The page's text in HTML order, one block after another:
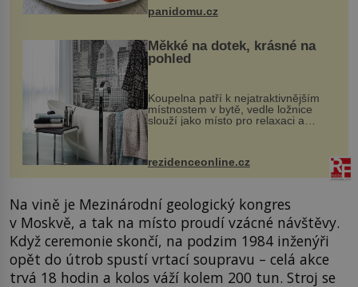
panidomu.cz
Měkké na dotek, krásné na
pohled
Koupelna patří k nejatraktivnějším
místnostem v bytě, vedle ložnice
slouží jako místo pro relaxaci a
odpočinek. Koupelnový textil –
ručníky, osušky a koberečky –
mohou jako mávnutím kouzelného
proutku...
rezidenceonline.cz
Na vině je Mezinárodní geologický kongres
v Moskvě, a tak na místo proudí vzácné návštěvy.
Když ceremonie skončí, na podzim 1984 inženýři
opět do útrob spustí vrtací soupravu – celá akce
trvá 18 hodin a kolos váží kolem 200 tun. Stroj se